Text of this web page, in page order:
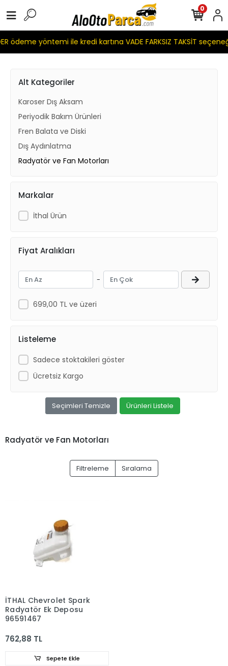
ödeme yöntemi ile kredi kartına VADE FARKSIZ TAKSİT
0
Alt Kategoriler
Karoser Dış Aksam
Periyodik Bakım Ürünleri
Fren Balata ve Diski
Dış Aydınlatma
Radyatör ve Fan Motorları
Markalar
İthal Ürün
Fiyat Aralıkları
-
699,00 TL ve üzeri
Listeleme
Sadece stoktakileri göster
Ücretsiz Kargo
Seçimleri Temizle Ürünleri Listele
Radyatör ve Fan Motorları
Filtreleme Sıralama
İTHAL Chevrolet Spark
Radyatör Ek Deposu
96591467
762,88 TL
Sepete Ekle